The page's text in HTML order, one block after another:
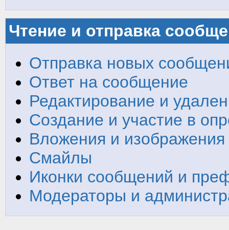
Чтение и отправка
Отправка новых
Ответ на сообщение
Редактирование и
Создание и участие в
Вложения и изображения
Смайлы
Иконки сообщений и
Модераторы и